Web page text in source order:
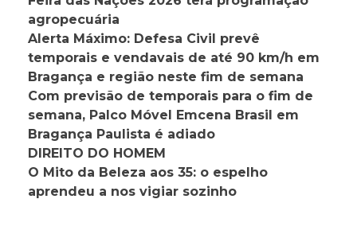
agropecuária
Alerta Máximo: Defesa Civil prevê
temporais e vendavais de até 90 km/h em
Bragança e região neste fim de semana
Com previsão de temporais para o fim de
semana, Palco Móvel Emcena Brasil em
Bragança Paulista é adiado
DIREITO DO HOMEM
O Mito da Beleza aos 35: o espelho
aprendeu a nos vigiar sozinho